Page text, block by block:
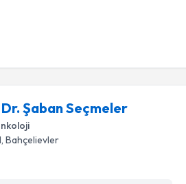
Şaban Seçmeler
, Bahçelievler